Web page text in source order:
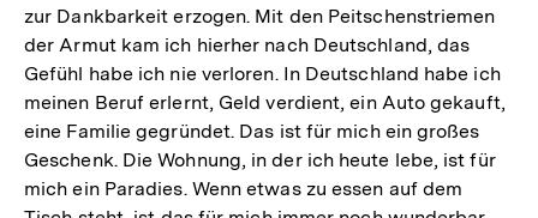
zur Dankbarkeit erzogen. Mit den Peitschenstriemen
der Armut kam ich hierher nach Deutschland, das
Gefühl habe ich nie verloren. In Deutschland habe ich
meinen Beruf erlernt, Geld verdient, ein Auto gekauft,
eine Familie gegründet. Das ist für mich ein großes
Geschenk. Die Wohnung, in der ich heute lebe, ist für
mich ein Paradies. Wenn etwas zu essen auf dem